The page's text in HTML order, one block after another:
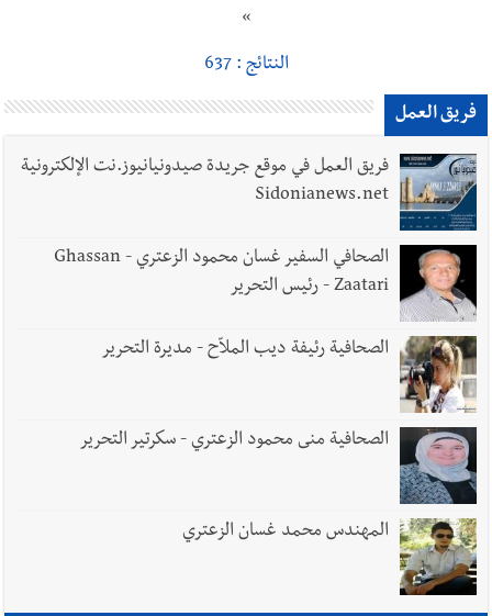
»
النتائج : 637
فريق العمل
فريق العمل في موقع جريدة صيدونيانيوز.نت الإلكترونية
Sidonianews.net
الصحافي السفير غسان محمود الزعتري - Ghassan
Zaatari - رئيس التحرير
الصحافية رئيفة ديب الملاّح - مديرة التحرير
الصحافية منى محمود الزعتري - سكرتير التحرير
المهندس محمد غسان الزعتري